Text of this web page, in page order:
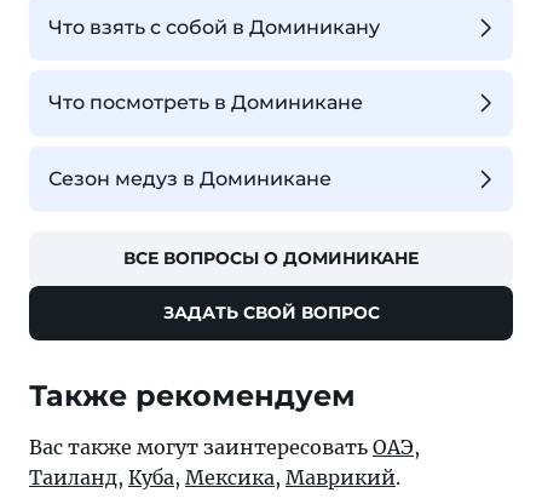
Что взять с собой в Доминикану
Что посмотреть в Доминикане
Сезон медуз в Доминикане
ВСЕ ВОПРОСЫ О ДОМИНИКАНЕ
ЗАДАТЬ СВОЙ ВОПРОС
Также рекомендуем
Вас также могут заинтересовать ОАЭ,
Таиланд, Куба, Мексика, Маврикий.